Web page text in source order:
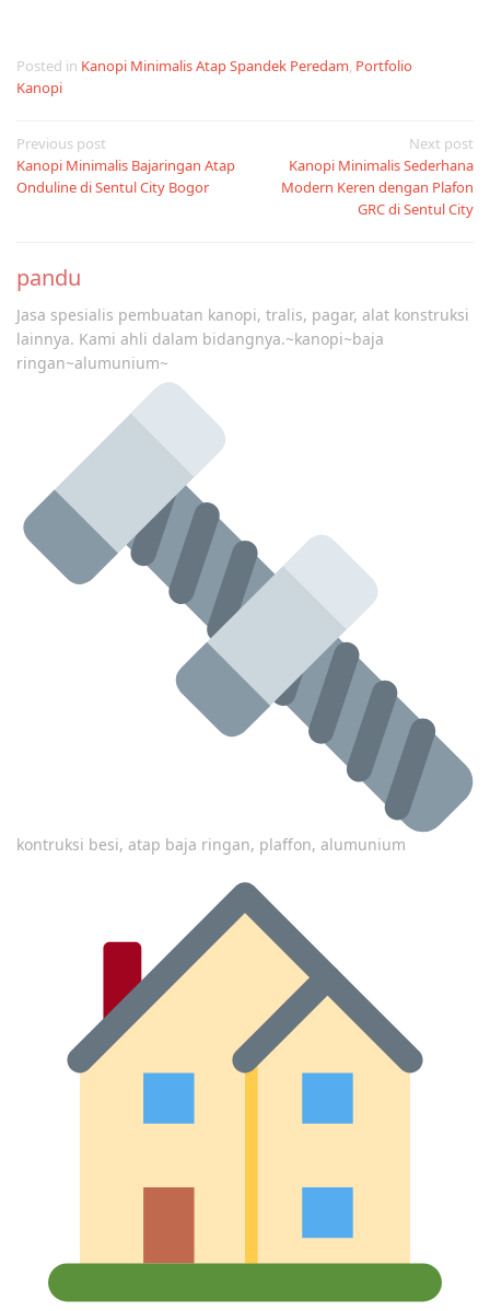
Posted in Kanopi Minimalis Atap Spandek Peredam, Portfolio
Kanopi
Post
navigation
Previous post
Kanopi Minimalis Bajaringan Atap
Onduline di Sentul City Bogor
Next post
Kanopi Minimalis Sederhana
Modern Keren dengan Plafon
GRC di Sentul City
pandu
Jasa spesialis pembuatan kanopi, tralis, pagar, alat konstruksi
lainnya. Kami ahli dalam bidangnya.~kanopi~baja
ringan~alumunium~
kontruksi besi, atap baja ringan, plaffon, alumunium